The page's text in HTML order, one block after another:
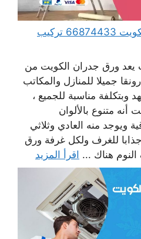
فني تركيب ورق جدران الكويت 66874433 تركيب
يعد ورق جدران الكويت من
جميلا للمنازل والمكاتب
وبتكلفة مناسبة للجميع ،
أنه متنوع بالألوان
ويوجد منه العادي وثلاثي
جذابا للغرف ولكل غرفة ورق
النوم هناك ... اقرأ المزيد